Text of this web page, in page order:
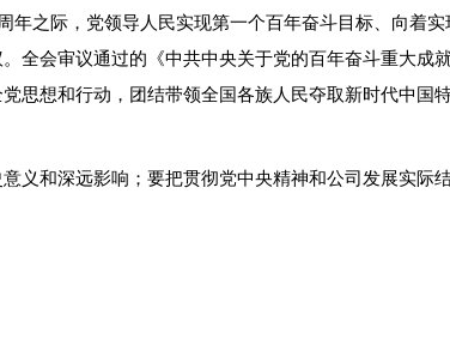
之际，党领导人民实现第一个百年奋斗目标、向着
全会审议通过的《中共中央关于党的百年奋斗重大成
思想和行动，团结带领全国各族人民夺取新时代中国
义和深远影响；要把贯彻党中央精神和公司发展实际